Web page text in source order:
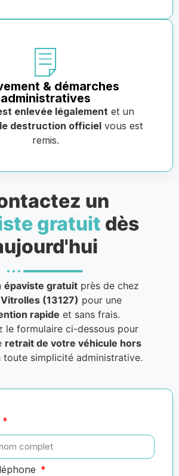
& démarches
administratives
enlevée légalement et un
destruction officiel vous est
remis.
un
gratuit dès
épaviste gratuitprès de chez
(13127) pour une
rapide et sans frais.
le formulaire ci-dessous pour
retrait de votre véhicule hors
toute simplicité administrative.